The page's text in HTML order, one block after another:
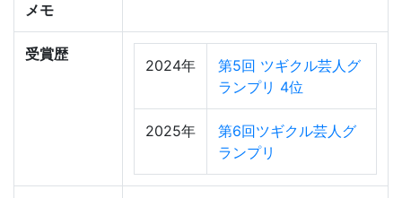
メモ
受賞歴
2024年
第5回 ツギクル芸人グ
ランプリ 4位
2025年
第6回ツギクル芸人グ
ランプリ